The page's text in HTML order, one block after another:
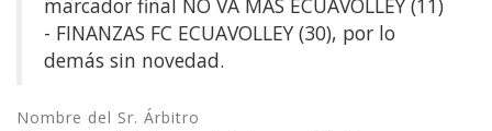
marcador final NO VA MAS ECUAVOLLEY (11)
- FINANZAS FC ECUAVOLLEY (30), por lo
demás sin novedad.
Nombre del Sr. Árbitro